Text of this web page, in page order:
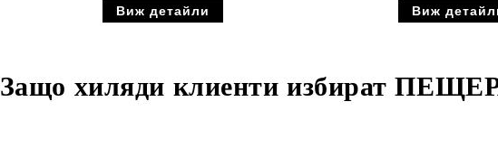
Виж детайли Виж
Защо хиляди клиенти избират